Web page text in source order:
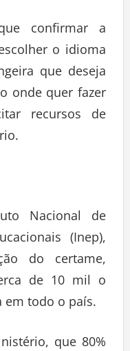
confirmar a
o idioma
que deseja
onde quer fazer
recursos de
Nacional de
(Inep),
do certame,
de 10 mil o
em todo o país.
que 80%